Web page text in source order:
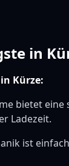
in
Kürze:
bietet eine
Ladezeit.
ist